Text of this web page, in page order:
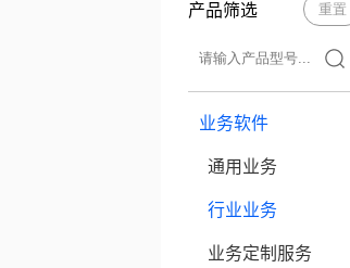
产品筛选 重置
业务软件
通用业务
行业业务
业务定制服务